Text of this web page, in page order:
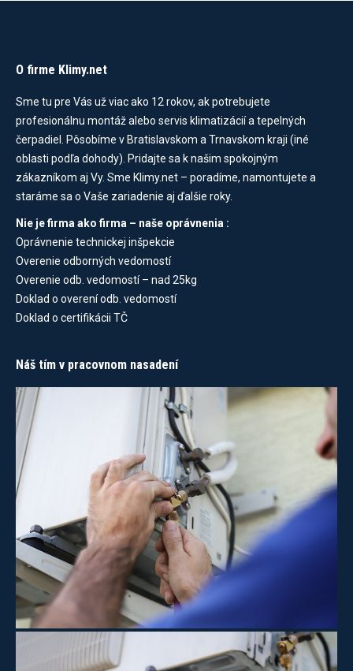
O firme Klimy.net
Sme tu pre Vás už viac ako 12 rokov, ak potrebujete
profesionálnu montáž alebo servis klimatizácií a tepelných
čerpadiel. Pôsobíme v Bratislavskom a Trnavskom kraji (iné
oblasti podľa dohody). Pridajte sa k našim spokojným
zákazníkom aj Vy. Sme Klimy.net – poradíme, namontujete a
staráme sa o Vaše zariadenie aj ďalšie roky.
Nie je firma ako firma – naše oprávnenia :
Oprávnenie technickej inšpekcie
Overenie odborných vedomostí
Overenie odb. vedomostí – nad 25kg
Doklad o overení odb. vedomostí
Doklad o certifikácii TČ
Náš tím v pracovnom nasadení